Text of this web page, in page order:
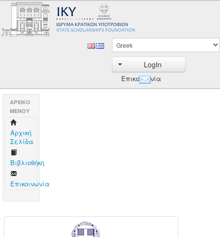
LogIn
Επικοινωνία
AΡΧΙΚΟ
ΜΕΝΟΥ
Aρχική
Σελίδα
Βιβλιοθήκη
Επικοινωνία